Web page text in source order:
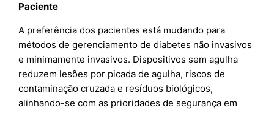
Paciente
A preferência dos pacientes está mudando para
métodos de gerenciamento de diabetes não invasivos
e minimamente invasivos. Dispositivos sem agulha
reduzem lesões por picada de agulha, riscos de
contaminação cruzada e resíduos biológicos,
alinhando-se com as prioridades de segurança em